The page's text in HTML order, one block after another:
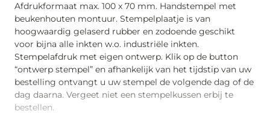
Afdrukformaat max. 100 x 70 mm. Handstempel met
beukenhouten montuur. Stempelplaatje is van
hoogwaardig gelaserd rubber en zodoende geschikt
voor bijna alle inkten w.o. industriële inkten.
Stempelafdruk met eigen ontwerp. Klik op de button
“ontwerp stempel” en afhankelijk van het tijdstip van uw
bestelling ontvangt u uw stempel de volgende dag of de
dag daarna. Vergeet niet een stempelkussen erbij te
bestellen.